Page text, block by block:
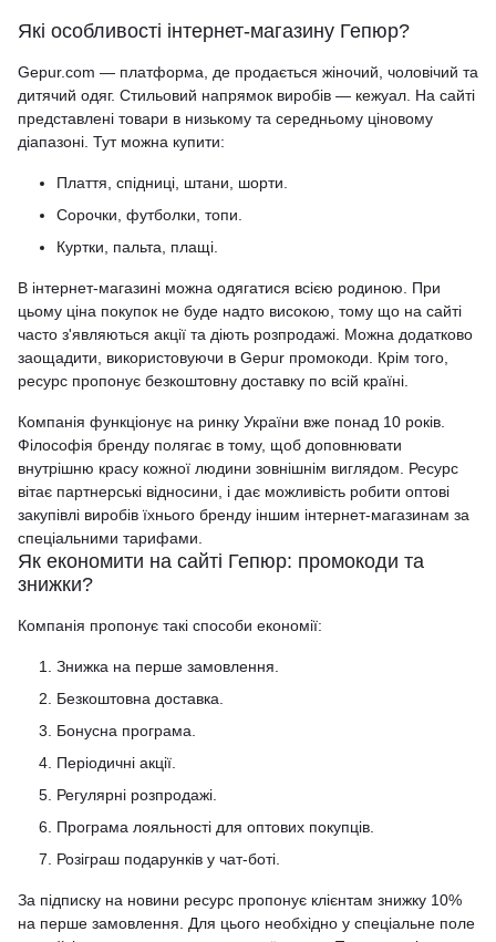
Які особливості інтернет-магазину Гепюр?
Gepur.com — платформа, де продається жіночий, чоловічий та
дитячий одяг. Стильовий напрямок виробів — кежуал. На сайті
представлені товари в низькому та середньому ціновому
діапазоні. Тут можна купити:
Плаття, спідниці, штани, шорти.
Сорочки, футболки, топи.
Куртки, пальта, плащі.
В інтернет-магазині можна одягатися всією родиною. При
цьому ціна покупок не буде надто високою, тому що на сайті
часто з'являються акції та діють розпродажі. Можна додатково
заощадити, використовуючи в Gepur промокоди. Крім того,
ресурс пропонує безкоштовну доставку по всій країні.
Компанія функціонує на ринку України вже понад 10 років.
Філософія бренду полягає в тому, щоб доповнювати
внутрішню красу кожної людини зовнішнім виглядом. Ресурс
вітає партнерські відносини, і дає можливість робити оптові
закупівлі виробів їхнього бренду іншим інтернет-магазинам за
спеціальними тарифами.
Як економити на сайті Гепюр: промокоди та
знижки?
Компанія пропонує такі способи економії:
Знижка на перше замовлення.
Безкоштовна доставка.
Бонусна програма.
Періодичні акції.
Регулярні розпродажі.
Програма лояльності для оптових покупців.
Розіграш подарунків у чат-боті.
За підписку на новини ресурс пропонує клієнтам знижку 10%
на перше замовлення. Для цього необхідно у спеціальне поле